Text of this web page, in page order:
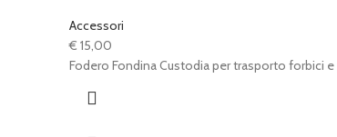
Accessori
€ 15,00
Fodero Fondina Custodia per trasporto forbici